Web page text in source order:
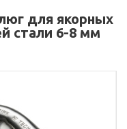
для якорных
стали 6-8 мм